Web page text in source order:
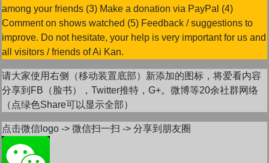
among your friends (3) Make a donation via PayPal (4)
Comment on shows watched (5) Feedback / suggestions to
improve. Do not hesitate, your help is very important for us and
all visitors / friends of Ai Kan.
请大家使用右侧（移动装置底部）新添加的图标，将爱看内容
分享到FB（脸书），Twitter推特，G+。微博等20余社群网络
（点绿色Share可以显示全部）
点击微信logo -> 微信扫一扫 -> 分享到朋友圈